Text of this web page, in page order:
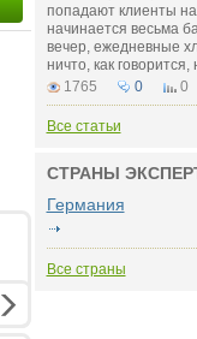
попадают клиенты
начинается весьма
вечер, ежедневные
ничто, как
1765
0 0
Все статьи
СТРАНЫ
Германия
Все страны